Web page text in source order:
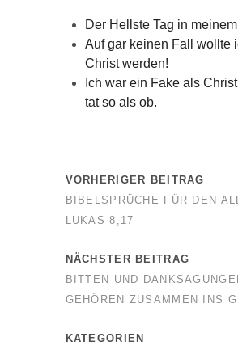
Der Hellste Tag in
Auf gar keinen Fall wollte
Christ werden!
Ich war ein Fake als
tat so als ob.
VORHERIGER BEITRAG
BIBELSPRÜCHE FÜR DEN
LUKAS 8,17
NÄCHSTER BEITRAG
BITTEN UND
GEHÖREN ZUSAMMEN INS
KATEGORIEN